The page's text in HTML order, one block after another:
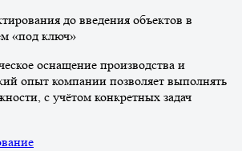
до введения объектов в
«под ключ»
оснащение производства и
опыт компании позволяет выполнять
с учётом конкретных задач